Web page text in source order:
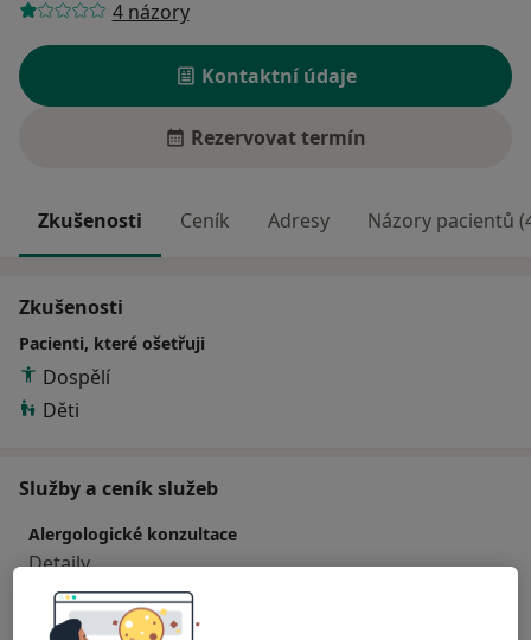
4 názory
Kontaktní údaje
Rezervovat termín
Zkušenosti Ceník Adresy Názory pacientů
Zkušenosti
Pacienti, které ošetřuji
Dospělí
Děti
Služby a ceník služeb
Alergologické konzultace
Detaily
Alergologické vyšetření